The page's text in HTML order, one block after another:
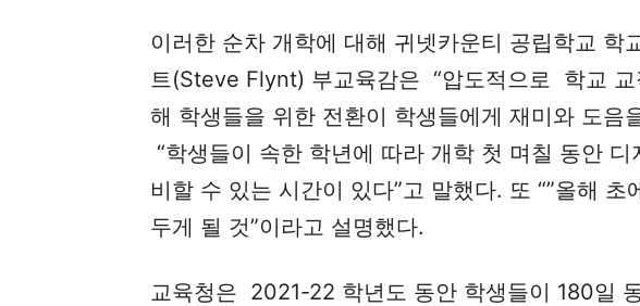
이러한 순차 개학에 대해 귀넷카운티 공립학교 학
트(Steve Flynt) 부교육감은 “압도적으로 학교 교
해 학생들을 위한 전환이 학생들에게 재미와 도음
“학생들이 속한 학년에 따라 개학 첫 며칠 동안
비할 수 있는 시간이 있다”고 말했다. 또 “”올해
두게 될 것”이라고 설명했다.
교육청은 2021-22 학년도 동안 학생들이 180일